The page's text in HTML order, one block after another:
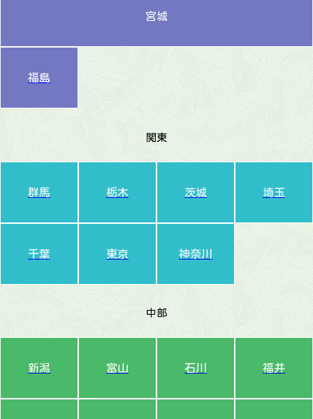
宮城
福島
関東
群馬 栃木 茨城 埼玉
千葉 東京 神奈川
中部
新潟 富山 石川 福井